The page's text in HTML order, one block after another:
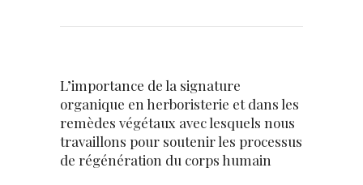
L’importance de la signature
organique en herboristerie et dans les
remèdes végétaux avec lesquels nous
travaillons pour soutenir les processus
de régénération du corps humain